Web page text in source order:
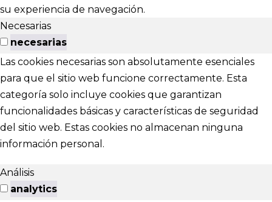
su experiencia de navegación.
Necesarias
necesarias
Las cookies necesarias son absolutamente esenciales
para que el sitio web funcione correctamente. Esta
categoría solo incluye cookies que garantizan
funcionalidades básicas y características de seguridad
del sitio web. Estas cookies no almacenan ninguna
información personal.
Análisis
analytics